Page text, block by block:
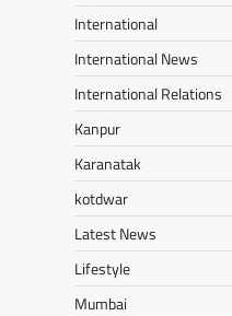
International
International News
International Relations
Kanpur
Karanatak
kotdwar
Latest News
Lifestyle
Mumbai